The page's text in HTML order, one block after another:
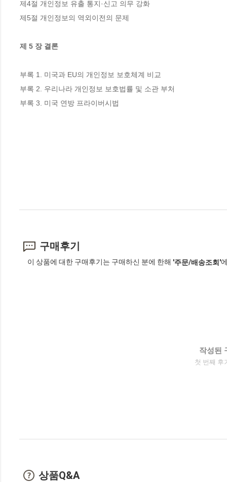
제4절 개인정보 유출 통지·신고 의무 강화
제5절 개인정보의 역외이전의 문제
제 5 장 결론
부록 1. 미국과 EU의 개인정보 보호체계 비교
부록 2. 우리나라 개인정보 보호법률 및 소관 부처
부록 3. 미국 연방 프라이버시법
구매후기
이 상품에 대한 구매후기는 구매하신 분에 한해 '주문/배송조회'
작성된
첫 번째 후
상품Q&A